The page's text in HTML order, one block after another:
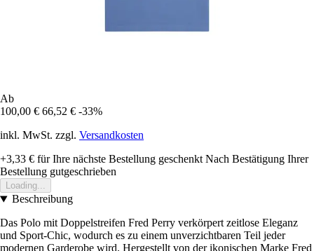
Ab
100,00 € 66,52 € -33%
inkl. MwSt. zzgl. Versandkosten
+3,33 € für Ihre nächste Bestellung geschenkt Nach Bestätigung Ihrer
Bestellung gutgeschrieben
Loading...
Beschreibung
Das Polo mit Doppelstreifen Fred Perry verkörpert zeitlose Eleganz
und Sport-Chic, wodurch es zu einem unverzichtbaren Teil jeder
modernen Garderobe wird. Hergestellt von der ikonischen Marke Fred